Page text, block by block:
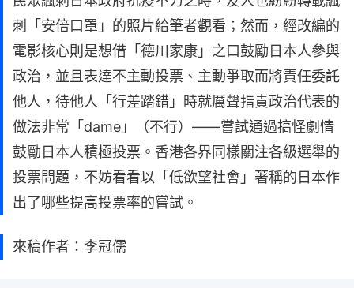
刺「安倍口罩」的照片給筆者觀看；然而，經改編的
電影核心則是想借「德川家康」之口鼓勵日本人參與
政治，並且表達不主動投票、主動爭取而將責任委託
他人，待他人「行差踏錯」時就厲聲指責政治代表的
做法非常「dame」（不行）——嘗試通過搞怪劇情
鼓勵日本人積極投票。香港各界同樣關注各級選舉的
投票問題，不妨看看以「低欲望社會」著稱的日本作
出了哪些提高投票率的嘗試。
來稿作者：李冠儒